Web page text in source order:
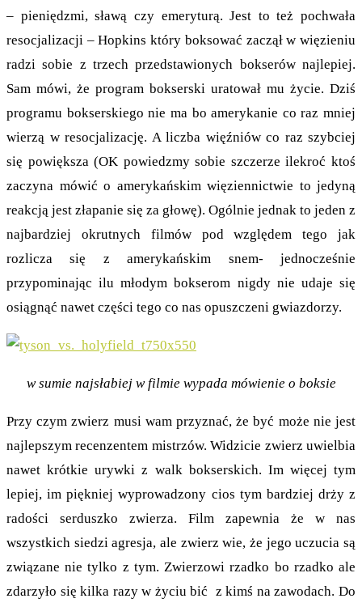
– pieniędzmi, sławą czy emeryturą. Jest to też pochwała
resocjalizacji – Hopkins który boksować zaczął w więzieniu
radzi sobie z trzech przedstawionych bokserów najlepiej.
Sam mówi, że program bokserski uratował mu życie. Dziś
programu bokserskiego nie ma bo amerykanie co raz mniej
wierzą w resocjalizację. A liczba więźniów co raz szybciej
się powiększa (OK powiedzmy sobie szczerze ilekroć ktoś
zaczyna mówić o amerykańskim więziennictwie to jedyną
reakcją jest złapanie się za głowę). Ogólnie jednak to jeden z
najbardziej okrutnych filmów pod względem tego jak
rozlicza się z amerykańskim snem- jednocześnie
przypominając ilu młodym bokserom nigdy nie udaje się
osiągnąć nawet części tego co nas opuszczeni gwiazdorzy.
w sumie najsłabiej w filmie wypada mówienie o boksie
Przy czym zwierz musi wam przyznać, że być może nie jest
najlepszym recenzentem mistrzów. Widzicie zwierz uwielbia
nawet krótkie urywki z walk bokserskich. Im więcej tym
lepiej, im piękniej wyprowadzony cios tym bardziej drży z
radości serduszko zwierza. Film zapewnia że w nas
wszystkich siedzi agresja, ale zwierz wie, że jego uczucia są
związane nie tylko z tym. Zwierzowi rzadko bo rzadko ale
zdarzyło się kilka razy w życiu bić z kimś na zawodach. Do